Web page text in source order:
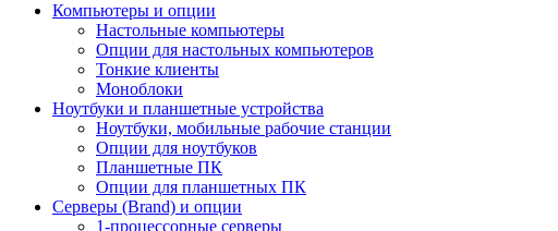
Компьютеры и опции
Настольные компьютеры
Опции для настольных компьютеров
Тонкие клиенты
Моноблоки
Ноутбуки и планшетные устройства
Ноутбуки, мобильные рабочие станции
Опции для ноутбуков
Планшетные ПК
Опции для планшетных ПК
Серверы (Brand) и опции
1-процессорные серверы